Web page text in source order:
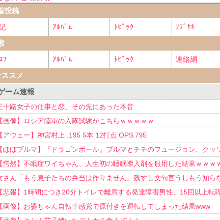
投稿
ｱﾙﾊﾞﾑ ﾄﾋﾟｯｸ
ﾂﾌﾞﾔｷ
ﾌ
ｱﾙﾊﾞﾑ ﾄﾋﾟｯｸ
連絡網
スメ
ーム速報
十路女子の仕事と恋、その先にあった本音
【画像】ロシア陸軍の入隊試験がこちらｗｗｗｗｗ
【アウェー】神宮村上 .195 5本 12打点 OPS.795
【ほぼブルマ】『ドラゴンボール』ブルマとチチのフュージョン、クッ
可愛すぎるwwwwwww
【愕然】不眠症ワイちゃん、人生初の睡眠導入剤を服用した結果ｗｗｗ
さん「もう息子たちの弁当は作りません。残すし文句言うしもう知ら
い！」
【悲報】1時間につき20分トイレで離席する発達障害男性、15回以上転
を重ねてしまう
【画像】お婆ちゃん自転車感覚で原付きを運転してしまった結果www